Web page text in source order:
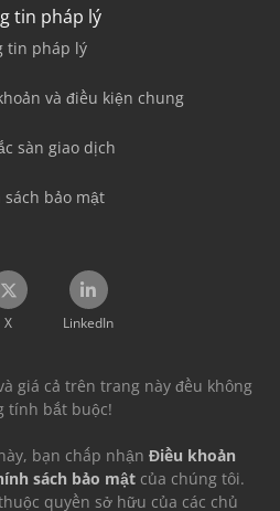
tin pháp lý
tin pháp lý
và điều kiện chung
sàn giao dịch
sách bảo mật
X LinkedIn
giá cả trên trang này đều không
tính bắt buộc!
bạn chấp nhận Điều khoản
sách bảo mật của chúng tôi.
quyền sở hữu của các chủ